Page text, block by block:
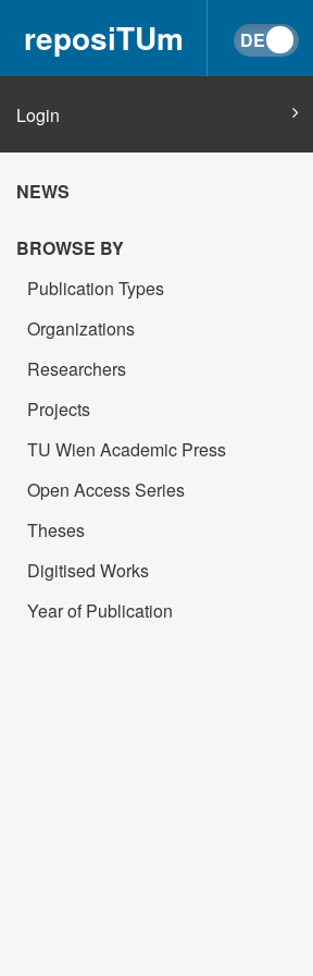
reposiTUm
Login
NEWS
BROWSE BY
Publication Types
Organizations
Researchers
Projects
TU Wien Academic Press
Open Access Series
Theses
Digitised Works
Year of Publication